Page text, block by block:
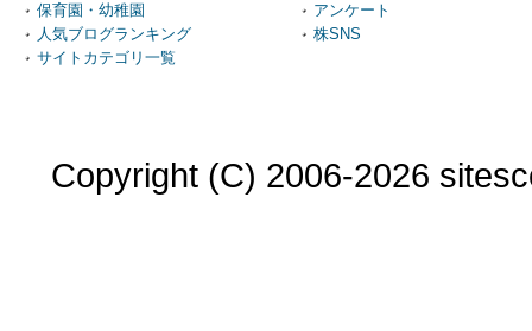
保育園・幼稚園
人気ブログランキング
サイトカテゴリ一覧
アンケート
株SNS
Copyright (C) 2006-2026